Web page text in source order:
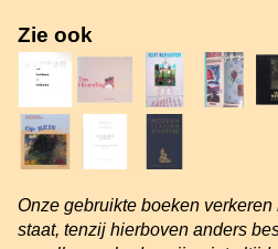
Zie ook
Onze gebruikte boeken
staat, tenzij hierboven anders